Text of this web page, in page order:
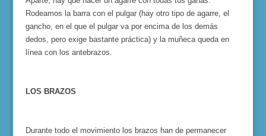
Rodeamos la barra con el pulgar (hay otro tipo de agarre, el
gancho, en el que el pulgar va por encima de los demás
dedos, pero exige bastante práctica) y la muñeca queda en
línea con los antebrazos.
LOS BRAZOS
Durante todo el movimiento los brazos han de permanecer